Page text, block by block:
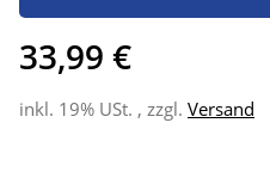
33,99 €
inkl. 19% USt. , zzgl. Versand